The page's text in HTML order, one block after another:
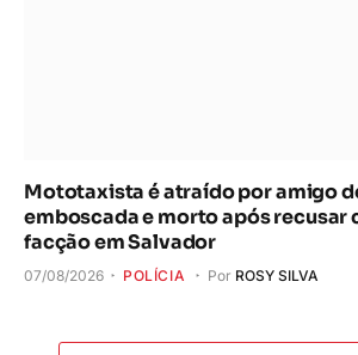
Mototaxista é atraído por amigo
emboscada e morto após recusar
facção em Salvador
07/08/2026 POLÍCIA Por ROSY SILVA